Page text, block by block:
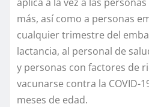
más, así como a personas
cualquier trimestre del
lactancia, al personal de
y personas con factores de
vacunarse contra la COVID-
meses de edad.